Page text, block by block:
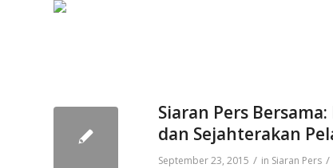
Siaran Pers
dan Sejahterakan
September 23, 2015 / in Siaran Pers /